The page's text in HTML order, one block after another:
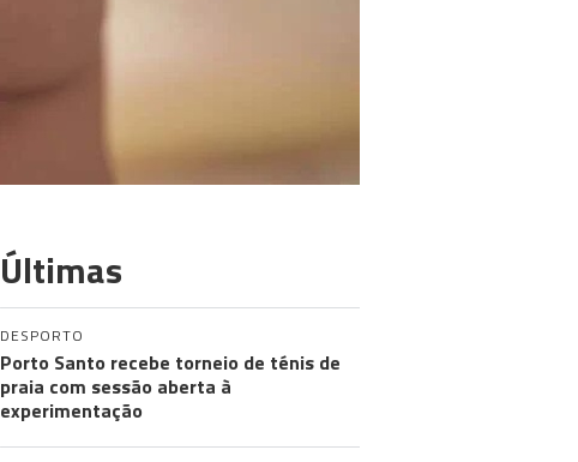
Últimas
DESPORTO
Porto Santo recebe torneio de ténis de
praia com sessão aberta à
experimentação